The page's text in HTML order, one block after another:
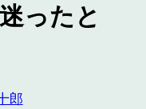
ったと
郎